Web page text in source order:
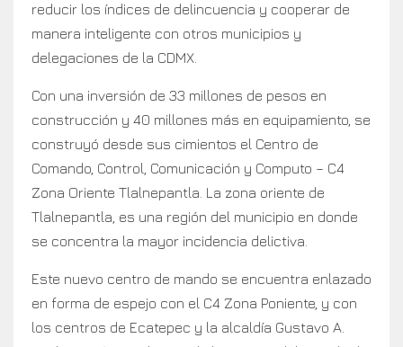
reducir los índices de delincuencia y cooperar de
manera inteligente con otros municipios y
delegaciones de la CDMX.
Con una inversión de 33 millones de pesos en
construcción y 40 millones más en equipamiento, se
construyó desde sus cimientos el Centro de
Comando, Control, Comunicación y Computo – C4
Zona Oriente Tlalnepantla. La zona oriente de
Tlalnepantla, es una región del municipio en donde
se concentra la mayor incidencia delictiva.
Este nuevo centro de mando se encuentra enlazado
en forma de espejo con el C4 Zona Poniente, y con
los centros de Ecatepec y la alcaldía Gustavo A.